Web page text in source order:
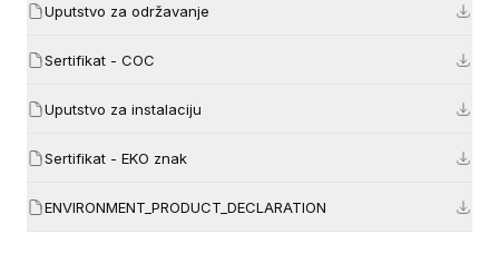
Uputstvo za održavanje
Sertifikat - COC
Uputstvo za instalaciju
Sertifikat - EKO znak
ENVIRONMENT_PRODUCT_DECLARATION